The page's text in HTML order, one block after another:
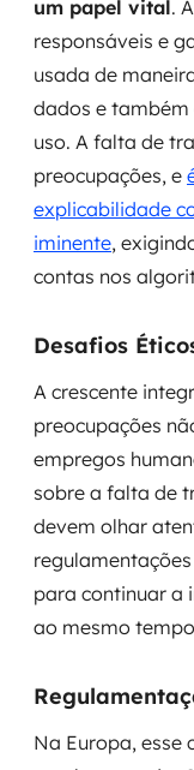
um papel vital.
responsáveis e
usada de
dados e também
uso. A falta de
preocupações, e
explicabilidade
iminente,
contas nos
Desafios
A crescente
preocupações
empregos
sobre a falta de
devem olhar
para continuar a
ao mesmo
Na Europa, esse